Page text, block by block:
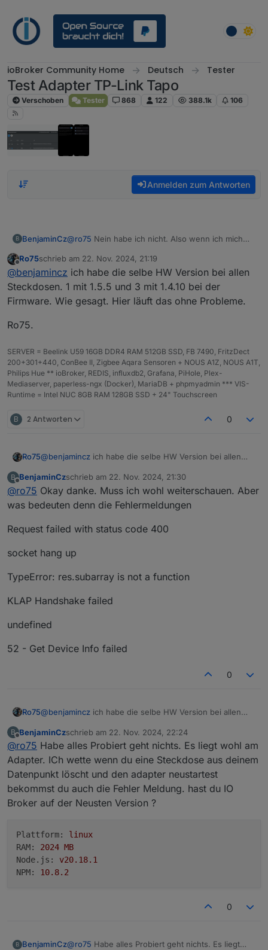
ioBroker Community Home Deutsch Tester
Test Adapter TP-Link Tapo
Verschoben Tester 868 122 388.1k 106
Anmelden zum Antworten
B BenjaminCz@ro75 Nein habe ich nicht. Also wenn ich mich
abfrage. Soll ich es mal Aktivieren und eintragen ?
Hast du die gleiche Software Hardware Version ?
Offline
Ro75schrieb am 22. Nov. 2024, 21:19
zuletzt editiert von
@benjamincz ich habe die selbe HW Version bei allen
Steckdosen. 1 mit 1.5.5 und 3 mit 1.4.10 bei der
Firmware. Wie gesagt. Hier läuft das ohne Probleme.
Ro75.
SERVER = Beelink U59 16GB DDR4 RAM 512GB SSD, FB 7490, FritzDect
200+301+440, ConBee II, Zigbee Aqara Sensoren + NOUS A1Z, NOUS A1T,
Philips Hue ** ioBroker, REDIS, influxdb2, Grafana, PiHole, Plex-
Mediaserver, paperless-ngx (Docker), MariaDB + phpmyadmin *** VIS-
Runtime = Intel NUC 8GB RAM 128GB SSD + 24" Touchscreen
B 2 Antworten 0
Ro75@benjamincz ich habe die selbe HW Version bei allen
Wie gesagt. Hier läuft das ohne Probleme.
Ro75.
B
Offline
BenjaminCzschrieb am 22. Nov. 2024, 21:30
zuletzt editiert von
@ro75 Okay danke. Muss ich wohl weiterschauen. Aber
was bedeuten denn die Fehlermeldungen
Request failed with status code 400
socket hang up
TypeError: res.subarray is not a function
KLAP Handshake failed
undefined
52 - Get Device Info failed
0
Ro75@benjamincz ich habe die selbe HW Version bei allen
Wie gesagt. Hier läuft das ohne Probleme.
Ro75.
B
Offline
BenjaminCzschrieb am 22. Nov. 2024, 22:24
zuletzt editiert von
@ro75 Habe alles Probiert geht nichts. Es liegt wohl am
Adapter. ICh wette wenn du eine Steckdose aus deinem
Datenpunkt löscht und den adapter neustartest
bekommst du auch die Fehler Meldung. hast du IO
Broker auf der Neusten Version ?
Plattform:
linux
RAM:
2024 MB
Node.js:
v20.18.1
NPM:
10.8.2
0
B BenjaminCz@ro75 Habe alles Probiert geht nichts. Es liegt